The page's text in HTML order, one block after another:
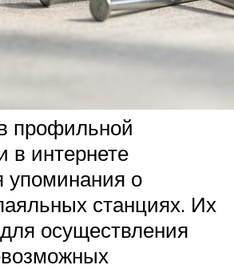
профильной
в интернете
упоминания о
станциях. Их
осуществления